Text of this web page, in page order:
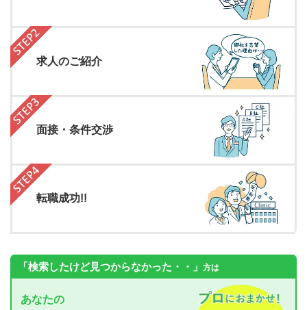
求人のご紹介
面接・条件交渉
転職成功!!
「検索したけど見つからなかった・・」 方は
あなたの